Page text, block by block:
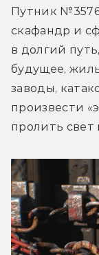
Путник
скафандр и
в долгий
будущее,
заводы,
произвести
пролить свет